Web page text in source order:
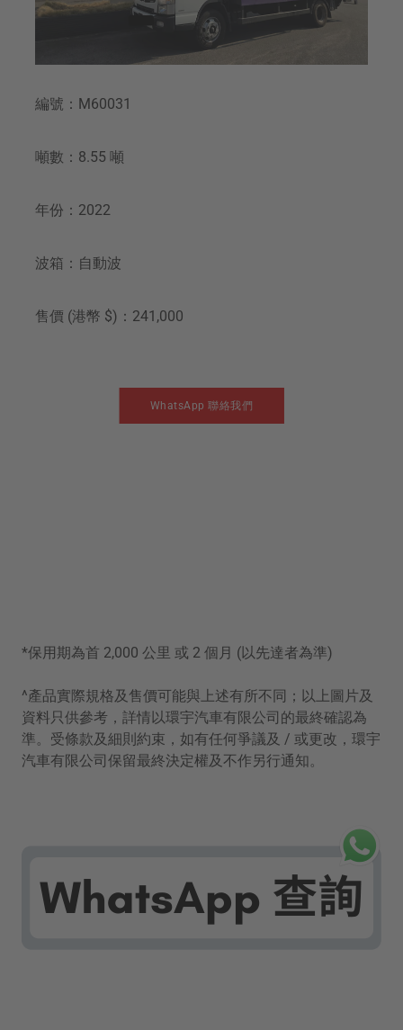
編號：M60031
噸數：8.55 噸
年份：2022
波箱：自動波
售價 (港幣 $)：241,000
WhatsApp 聯絡我們
*保用期為首 2,000 公里 或 2 個月 (以先達者為準)
^產品實際規格及售價可能與上述有所不同；以上圖片及
資料只供參考，詳情以環宇汽車有限公司的最終確認為
準。受條款及細則約束，如有任何爭議及 / 或更改，環宇
汽車有限公司保留最終決定權及不作另行通知。